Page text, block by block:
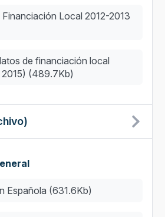
Financiación Local 2012-2013
de financiación local
(489.7Kb)
Española (631.6Kb)